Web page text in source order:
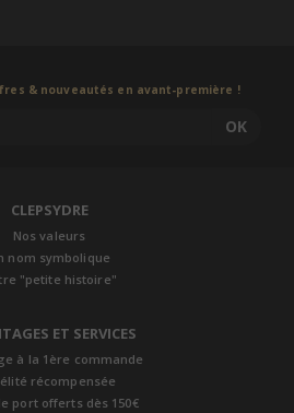
& nouveautés en avant-première !
OK
CLEPSYDRE
Nos valeurs
nom symbolique
"petite histoire"
ET SERVICES
à la 1ère commande
récompensée
port offerts dès 150€